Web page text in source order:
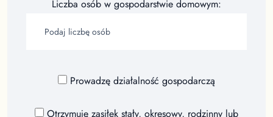
Liczba osób w gospodarstwie domowym:
Prowadzę działalność gospodarczą
Otrzymuję zasiłek stały, okresowy, rodzinny lub